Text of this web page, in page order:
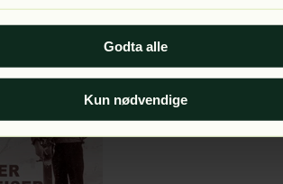
Godta alle
Kun nødvendige